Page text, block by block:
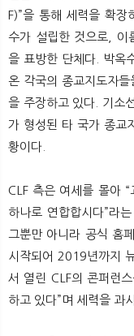
F)”을 통해 세력을 확장
수가 설립한 것으로, 이
을 표방한 단체다. 박옥
온 각국의 종교지도자
을 주장하고 있다. 기소
가 형성된 타 국가 종교
황이다.
CLF 측은 여세를 몰아
하나로 연합합시다”라
그뿐만 아니라 공식 홈
시작되어 2019년까지
서 열린 CLF의 콘퍼런
하고 있다”며 세력을 과